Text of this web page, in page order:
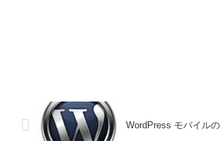
WordPress モバイル